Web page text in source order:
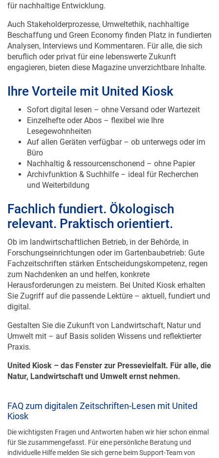
für nachhaltige Entwicklung.
Auch Stakeholderprozesse, Umweltethik, nachhaltige
Beschaffung und Green Economy finden Platz in fundierten
Analysen, Interviews und Kommentaren. Für alle, die sich
beruflich oder privat für eine lebenswerte Zukunft
engagieren, bieten diese Magazine unverzichtbare Inhalte.
Ihre Vorteile mit United Kiosk
Sofort digital lesen – ohne Versand oder Wartezeit
Einzelhefte oder Abos – flexibel wie Ihre
Lesegewohnheiten
Auf allen Geräten verfügbar – ob unterwegs oder im
Büro
Nachhaltig & ressourcenschonend – ohne Papier
Archivfunktion & Suchhilfe – ideal für Recherchen
und Weiterbildung
Fachlich fundiert. Ökologisch
relevant. Praktisch orientiert.
Ob im landwirtschaftlichen Betrieb, in der Behörde, in
Forschungseinrichtungen oder im Gartenbaubetrieb: Gute
Fachzeitschriften stärken Entscheidungskompetenz, regen
zum Nachdenken an und helfen, konkrete
Herausforderungen zu meistern. Bei United Kiosk erhalten
Sie Zugriff auf die passende Lektüre – aktuell, fundiert und
digital.
Gestalten Sie die Zukunft von Landwirtschaft, Natur und
Umwelt mit – auf Basis soliden Wissens und reflektierter
Praxis.
United Kiosk – das Fenster zur Pressevielfalt. Für alle, die
Natur, Landwirtschaft und Umwelt ernst nehmen.
FAQ zum digitalen Zeitschriften-Lesen mit United
Kiosk
Die wichtigsten Fragen und Antworten haben wir hier schon einmal
für Sie zusammengefasst. Für eine persönliche Beratung und
individuelle Hilfe melden Sie sich gerne beim Support-Team von